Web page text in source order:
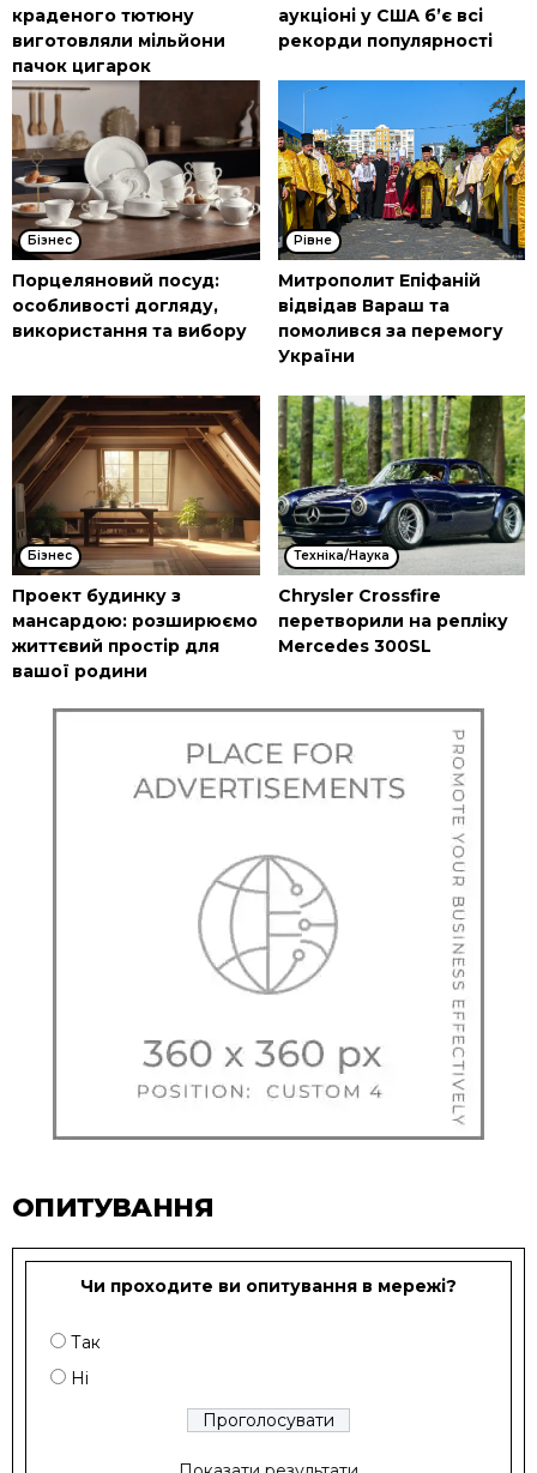
краденого тютюну
виготовляли мільйони
пачок цигарок
аукціоні у США б’є всі
рекорди популярності
Бізнес
Порцеляновий посуд:
особливості догляду,
використання та вибору
Рівне
Митрополит Епіфаній
відвідав Вараш та
помолився за перемогу
України
Бізнес
Проект будинку з
мансардою: розширюємо
життєвий простір для
вашої родини
Техніка/Наука
Chrysler Crossfire
перетворили на репліку
Mercedes 300SL
ОПИТУВАННЯ
Чи проходите ви опитування в мережі?
Так
Ні